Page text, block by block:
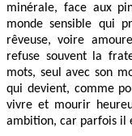
minérale, face aux
monde sensible qui
rêveuse, voire
refuse souvent la
mots, seul avec son
qui devient, comme
vivre et mourir
ambition, car parfois il